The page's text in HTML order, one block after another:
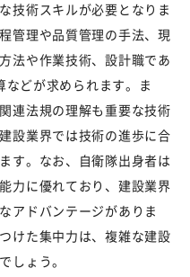
技術スキルが必要となりま
管理や品質管理の手法、現
法や作業技術、設計職であ
などが求められます。ま
連法規の理解も重要な技術
設業界では技術の進歩に合
す。なお、自衛隊出身者は
力に優れており、建設業界
アドバンテージがありま
けた集中力は、複雑な建設
しょう。